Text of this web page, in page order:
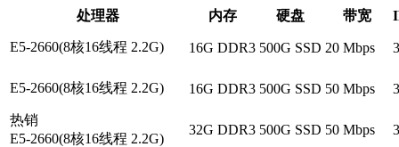
处理器
内存 硬盘 带宽
E5-2660(8核16线程 2.2G) 16G DDR3 500G SSD 20 Mbps 3
E5-2660(8核16线程 2.2G) 16G DDR3 500G SSD 50 Mbps 3
热销
E5-2660(8核16线程 2.2G)
32G DDR3 500G SSD 50 Mbps 3